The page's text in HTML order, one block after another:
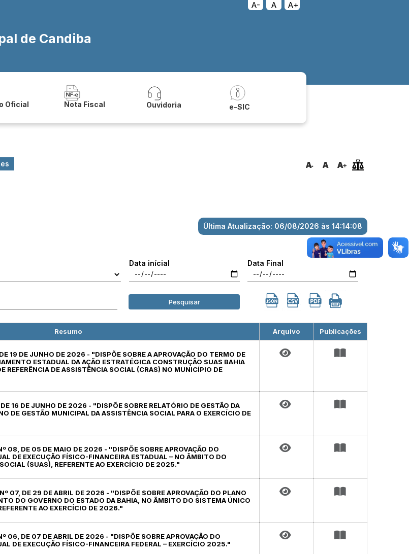
A- A
A+
de Candiba
Oficial Nota Fiscal Ouvidoria e-SIC
Última Atualização: 06/08/2026 às 14:14:08
Data inícial Data Final
Pesquisar
Resumo Arquivo Publicações
19 DE JUNHO DE 2026 - "DISPÕE SOBRE A APROVAÇÃO DO TERMO DE
ESTADUAL DA AÇÃO ESTRATÉGICA CONSTRUÇÃO SUAS BAHIA
REFERÊNCIA DE ASSISTÊNCIA SOCIAL (CRAS) NO MUNICÍPIO DE
16 DE JUNHO DE 2026 - "DISPÕE SOBRE RELATÓRIO DE GESTÃO DA
DE GESTÃO MUNICIPAL DA ASSISTÊNCIA SOCIAL PARA O EXERCÍCIO DE
08, DE 05 DE MAIO DE 2026 - "DISPÕE SOBRE APROVAÇÃO DO
DE EXECUÇÃO FÍSICO-FINANCEIRA ESTADUAL – NO ÂMBITO DO
(SUAS), REFERENTE AO EXERCÍCIO DE 2025."
07, DE 29 DE ABRIL DE 2026 - "DISPÕE SOBRE APROVAÇÃO DO PLANO
DO GOVERNO DO ESTADO DA BAHIA, NO ÂMBITO DO SISTEMA ÚNICO
AO EXERCÍCIO DE 2026."
06, DE 07 DE ABRIL DE 2026 - "DISPÕE SOBRE APROVAÇÃO DO
DE EXECUÇÃO FÍSICO-FINANCEIRA FEDERAL – EXERCÍCIO 2025."